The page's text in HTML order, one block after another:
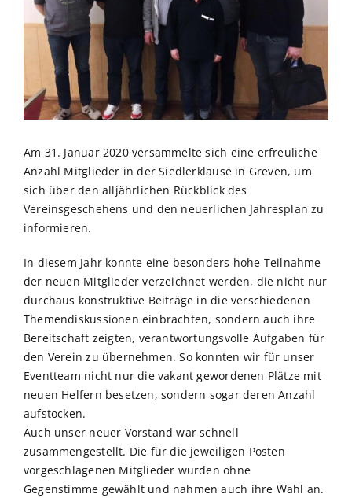
Am 31. Januar 2020 versammelte sich eine erfreuliche
Anzahl Mitglieder in der Siedlerklause in Greven, um
sich über den alljährlichen Rückblick des
Vereinsgeschehens und den neuerlichen Jahresplan zu
informieren.
In diesem Jahr konnte eine besonders hohe Teilnahme
der neuen Mitglieder verzeichnet werden, die nicht nur
durchaus konstruktive Beiträge in die verschiedenen
Themendiskussionen einbrachten, sondern auch ihre
Bereitschaft zeigten, verantwortungsvolle Aufgaben für
den Verein zu übernehmen. So konnten wir für unser
Eventteam nicht nur die vakant gewordenen Plätze mit
neuen Helfern besetzen, sondern sogar deren Anzahl
aufstocken.
Auch unser neuer Vorstand war schnell
zusammengestellt. Die für die jeweiligen Posten
vorgeschlagenen Mitglieder wurden ohne
Gegenstimme gewählt und nahmen auch ihre Wahl an.